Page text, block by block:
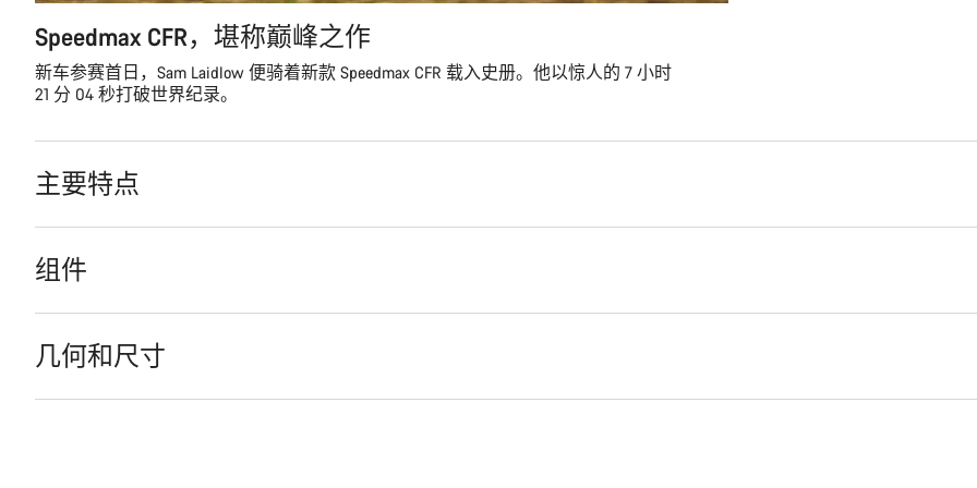
Speedmax CFR，堪称巅峰之作
新车参赛首日，Sam Laidlow 便骑着新款 Speedmax CFR 载入史册。他以惊人的 7 小时
21 分 04 秒打破世界纪录。
主要特点
组件
几何和尺寸